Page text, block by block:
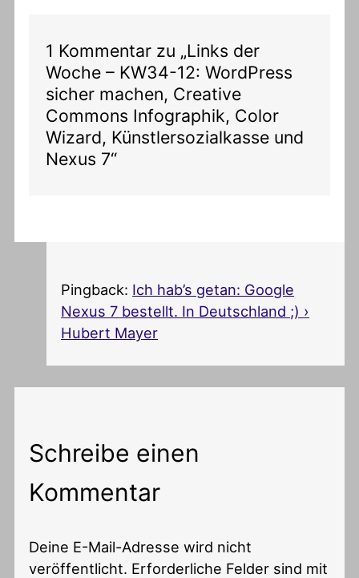
1 Kommentar zu „Links der
Woche – KW34-12: WordPress
sicher machen, Creative
Commons Infographik, Color
Wizard, Künstlersozialkasse und
Nexus 7“
Pingback: Ich hab’s getan: Google
Nexus 7 bestellt. In Deutschland ;) ›
Hubert Mayer
Schreibe einen
Kommentar
Deine E-Mail-Adresse wird nicht
veröffentlicht. Erforderliche Felder sind mit